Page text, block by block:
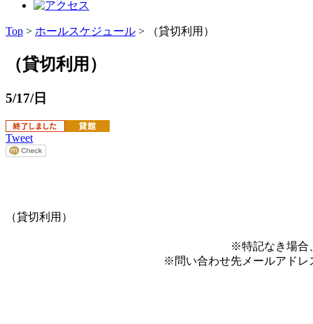
Top > ホールスケジュール > （貸切利用）
（貸切利用）
5/17/日
Tweet
（貸切利用）
※特記なき場合
※問い合わせ先メールアドレ